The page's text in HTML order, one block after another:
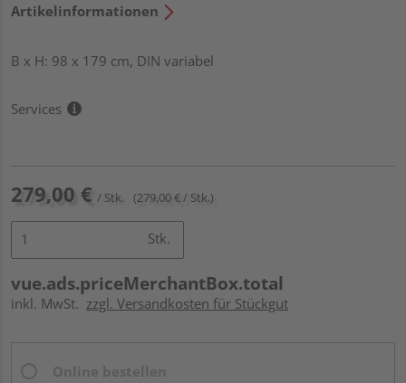
Artikelinformationen
B x H: 98 x 179 cm, DIN variabel
Services
279,00 € / Stk. (279,00 € / Stk.)
Stk.
vue.ads.priceMerchantBox.total
inkl. MwSt. zzgl. Versandkosten für Stückgut